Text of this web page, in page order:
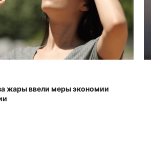
жары ввели меры экономии